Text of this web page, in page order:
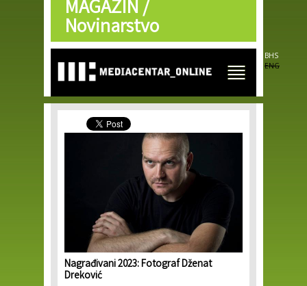
Skip to
main
content
MAGAZIN /
Novinarstvo
BHS
ENG
Nagrađivani 2023: Fotograf Dženat
Dreković